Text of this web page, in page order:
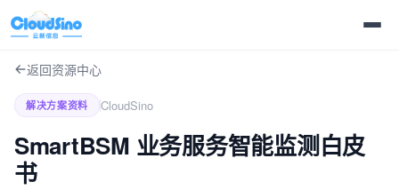
返回资源中心
解决方案资料 CloudSino
SmartBSM 业务服务智能监测白皮
书